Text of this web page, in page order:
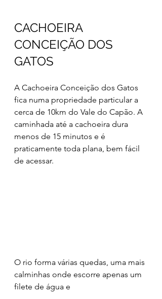
CACHOEIRA
CONCEIÇÃO DOS
GATOS
A Cachoeira Conceição dos Gatos
fica numa propriedade particular a
cerca de 10km do Vale do Capão. A
caminhada até a cachoeira dura
menos de 15 minutos e é
praticamente toda plana, bem fácil
de acessar.
O rio forma várias quedas, uma mais
calminhas onde escorre apenas um
filete de água e